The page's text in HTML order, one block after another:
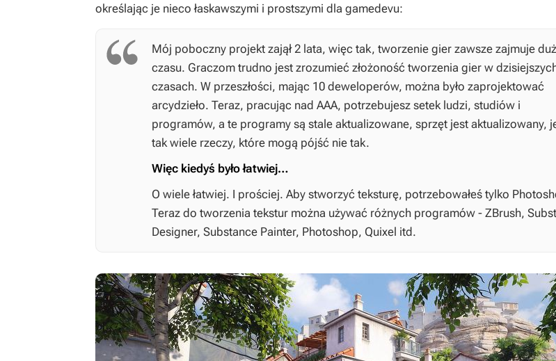
określając je nieco łaskawszymi i prostszymi dla gamedevu:
Mój poboczny projekt zajął 2 lata, więc tak, tworzenie gier zawsze zajmuje
czasu. Graczom trudno jest zrozumieć złożoność tworzenia gier w
czasach. W przeszłości, mając 10 deweloperów, można było zaprojektować
arcydzieło. Teraz, pracując nad AAA, potrzebujesz setek ludzi, studiów i
programów, a te programy są stale aktualizowane, sprzęt jest aktualizowany,
tak wiele rzeczy, które mogą pójść nie tak.
Więc kiedyś było łatwiej…
O wiele łatwiej. I prościej. Aby stworzyć teksturę, potrzebowałeś tylko
Teraz do tworzenia tekstur można używać różnych programów - ZBrush,
Designer, Substance Painter, Photoshop, Quixel itd.